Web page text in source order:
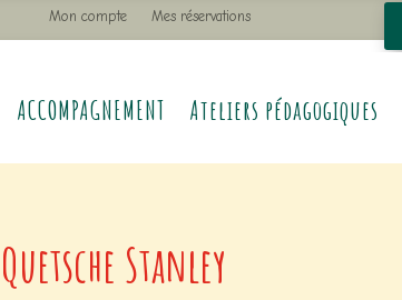
Mon compte Mes réservations
ACCOMPAGNEMENT Ateliers pédagogiques
Quetsche Stanley